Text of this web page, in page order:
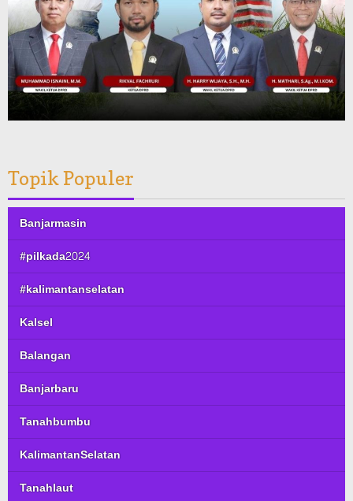
Topik Populer
Banjarmasin
#pilkada2024
#kalimantanselatan
Kalsel
Balangan
Banjarbaru
Tanahbumbu
KalimantanSelatan
Tanahlaut